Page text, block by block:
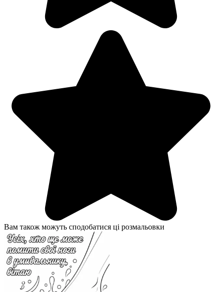
Вам також можуть сподобатися ці розмальовки